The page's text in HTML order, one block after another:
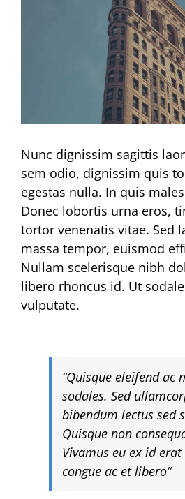
Nunc dignissim sagittis
sem odio, dignissim quis
egestas nulla. In quis
Donec lobortis urna eros,
tortor venenatis vitae. Sed
massa tempor, euismod
Nullam scelerisque nibh
libero rhoncus id. Ut
vulputate.
“Quisque eleifend ac
sodales. Sed
bibendum lectus sed
Quisque non
Vivamus eu ex id
congue ac et libero”